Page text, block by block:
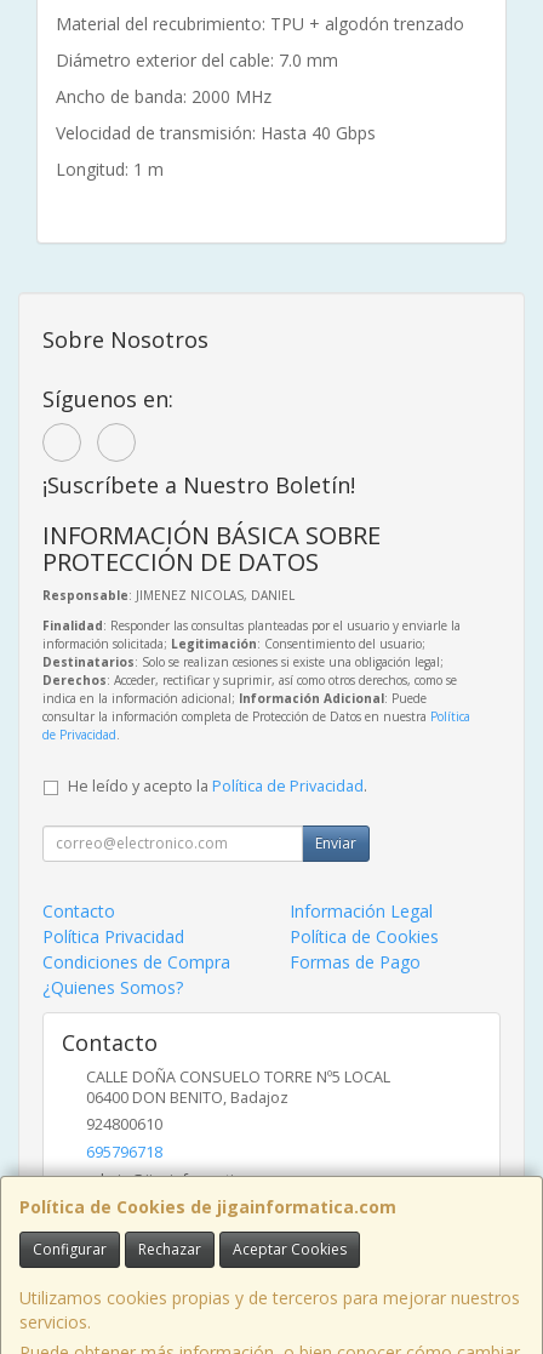
Material del recubrimiento: TPU + algodón trenzado
Diámetro exterior del cable: 7.0 mm
Ancho de banda: 2000 MHz
Velocidad de transmisión: Hasta 40 Gbps
Longitud: 1 m
Política de Cookies de jigainformatica.com
Configurar Rechazar Aceptar Cookies
Utilizamos cookies propias y de terceros para mejorar nuestros
servicios.
Sobre Nosotros
Síguenos en:
¡Suscríbete a Nuestro Boletín!
INFORMACIÓN BÁSICA SOBRE
PROTECCIÓN DE DATOS
Responsable: JIMENEZ NICOLAS, DANIEL
Finalidad: Responder las consultas planteadas por el usuario y enviarle la
información solicitada; Legitimación: Consentimiento del usuario;
Destinatarios: Solo se realizan cesiones si existe una obligación legal;
Derechos: Acceder, rectificar y suprimir, así como otros derechos, como se
indica en la información adicional; Información Adicional: Puede
consultar la información completa de Protección de Datos en nuestra Política
de Privacidad
He leído y acepto la Política de Privacidad.
Enviar
Contacto
Información Legal
Política Privacidad
Política de Cookies
Condiciones de Compra
Formas de Pago
¿Quienes Somos?
Contacto
CALLE DOÑA CONSUELO TORRE Nº5 LOCAL
06400 DON BENITO, Badajoz
924800610
695796718
admin@jigainformatica.com
Horario
10:00 a 14:00 y de 17:00 a 20:00